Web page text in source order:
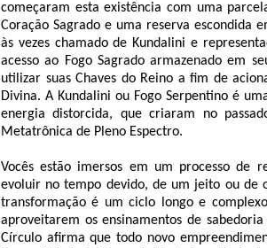
começaram esta existência com uma
Coração Sagrado e uma reserva escondida
às vezes chamado de Kundalini e
acesso ao Fogo Sagrado armazenado em
utilizar suas Chaves do Reino a fim de
Divina. A Kundalini ou Fogo Serpentino é
energia distorcida, que criaram no
Metatrônica de Pleno Espectro.
Vocês estão imersos em um processo de
evoluir no tempo devido, de um jeito ou de
transformação é um ciclo longo e
aproveitarem os ensinamentos de
Círculo afirma que todo novo